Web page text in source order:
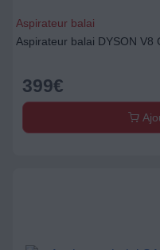
Aspirateur balai
Aspirateur balai DYSON V8
399€